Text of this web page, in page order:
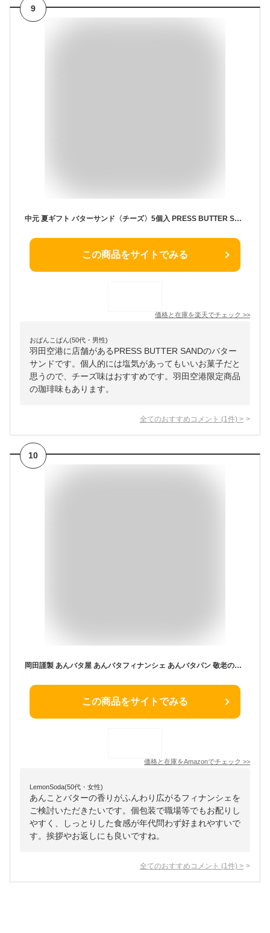
9
中元 夏ギフト バターサンド〈チーズ〉5個入 PRESS BUTTER SAND【のし無料】【公式】2026 個包装 プチギフト お配り お取り寄せ プレゼント 高級 手土産
この商品をサイトでみる
価格と在庫を楽天でチェック >>
おぱんこぱん(50代・男性)
羽田空港に店舗があるPRESS BUTTER SANDのバター
サンドです。個人的には塩気があってもいいお菓子だと
思うので、チーズ味はおすすめです。羽田空港限定商品
の珈琲味もあります。
全てのおすすめコメント (1 件) >
10
岡田謹製 あんバタ屋 あんバタフィナンシェ あんバタパン 敬老の日 敬老の日ギフト 敬老ギフト 焼き菓子 フィナンシェ ギフト お取り寄せ あんこ アンコ バター 包装 個包装 通販 土産 60代 70代 80代 あんバタ屋 あんばた屋 あんばた
この商品をサイトでみる
価格と在庫をAmazonでチェック >>
LemonSoda(50代・女性)
あんことバターの香りがふんわり広がるフィナンシェを
ご検討いただきたいです。個包装で職場等でもお配りし
やすく、しっとりした食感が年代問わず好まれやすいで
す。挨拶やお返しにも良いですね。
全てのおすすめコメント (1 件) >